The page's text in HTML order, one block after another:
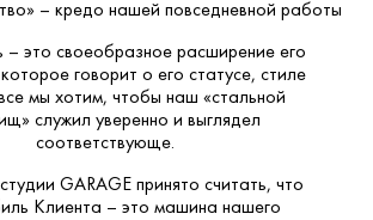
– кредо нашей повседневной работы
– это своеобразное расширение его
говорит о его статусе, стиле
мы хотим, чтобы наш «стальной
служил уверенно и выглядел
соответствующе.
GARAGE принято считать, что
Клиента – это машина нашего